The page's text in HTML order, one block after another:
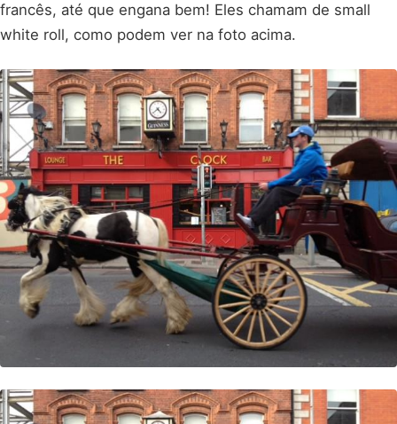
francês, até que engana bem! Eles chamam de small
white roll, como podem ver na foto acima.